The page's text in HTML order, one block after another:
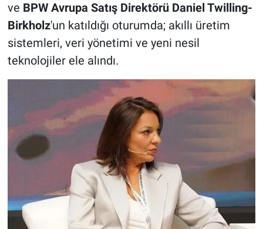
ve BPW Avrupa Satış Direktörü Daniel Twilling-
Birkholz'un katıldığı oturumda; akıllı üretim
sistemleri, veri yönetimi ve yeni nesil
teknolojiler ele alındı.